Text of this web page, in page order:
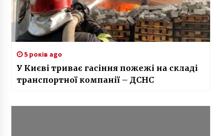
5 років ago
У Києві триває гасіння пожежі на складі
транспортної компанії – ДСНС